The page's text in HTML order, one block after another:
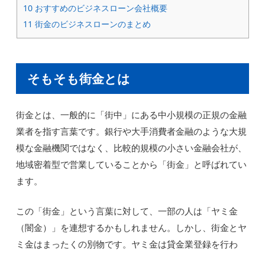
10おすすめのビジネスローン会社概要
11 街金のビジネスローンのまとめ
そもそも街金とは
街金とは、一般的に「街中」にある中小規模の正規の金融
業者を指す言葉です。銀行や大手消費者金融のような大規
模な金融機関ではなく、比較的規模の小さい金融会社が、
地域密着型で営業していることから「街金」と呼ばれてい
ます。
この「街金」という言葉に対して、一部の人は「ヤミ金
（闇金）」を連想するかもしれません。しかし、街金とヤ
ミ金はまったくの別物です。ヤミ金は貸金業登録を行わ